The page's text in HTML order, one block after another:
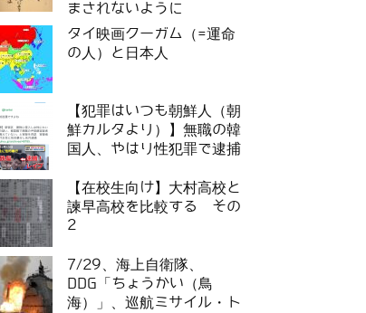
まされないように
タイ映画クーガム（=運命
の人）と日本人
【犯罪はいつも朝鮮人（朝
鮮カルタより）】無職の韓
国人、やはり性犯罪で逮捕
【在校生向け】大村高校と
諫早高校を比較する その
2
7/29、海上自衛隊、
DDG「ちょうかい（鳥
海）」、巡航ミサイル・ト